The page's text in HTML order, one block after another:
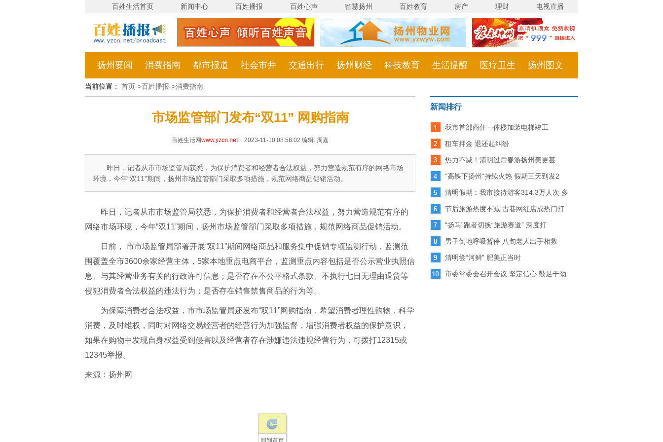
百姓生活首页 新闻中心 百姓播报 百姓心声 智慧扬州 百姓教育 房产 理财 电视直播
扬州要闻 消费指南 都市报道 社会市井 交通出行 扬州财经 科技教育 生活提醒 医疗卫生 扬州图文
当前位置 ： 首页->百姓播报->消费指南
新闻排行
我市首部商住一体楼加装电梯竣工
租车押金 退还起纠纷
热力不减！清明过后春游扬州美更甚
“高铁下扬州”持续火热 假期三天到发2
清明假期：我市接待游客314.3万人次 多
节后旅游热度不减 古巷网红店成热门打
“扬马”跑者切换“旅游赛道” 深度打
男子倒地呼吸暂停 八旬老人出手相救
清明尝“河鲜” 肥美正当时
市委常委会召开会议 坚定信心 鼓足干劲
市场监管部门发布“双11” 网购指南
百姓生活网www.yzcn.net 2023-11-10 08:58:02 编辑: 周嘉
昨日，记者从市市场监管局获悉，为保护消费者和经营者合法权益，努力营造规范有序的网络市场
环境，今年“双11”期间，扬州市场监管部门采取多项措施，规范网络商品促销活动。
昨日，记者从市市场监管局获悉，为保护消费者和经营者合法权益，努力营造规范有序的
网络市场环境，今年“双11”期间，扬州市场监管部门采取多项措施，规范网络商品促销活动。
日前， 市市场监管局部署开展“双11”期间网络商品和服务集中促销专项监测行动，监测范
围覆盖全市3600余家经营主体，5家本地重点电商平台，监测重点内容包括是否公示营业执照信
息、与其经营业务有关的行政许可信息；是否存在不公平格式条款、不执行七日无理由退货等
侵犯消费者合法权益的违法行为；是否存在销售禁售商品的行为等。
为保障消费者合法权益，市市场监管局还发布“双11”网购指南，希望消费者理性购物，科学
消费，及时维权，同时对网络交易经营者的经营行为加强监督，增强消费者权益的保护意识，
如果在购物中发现自身权益受到侵害以及经营者存在涉嫌违法违规经营行为，可拨打12315或
12345举报。
来源： 扬州网
回到首页